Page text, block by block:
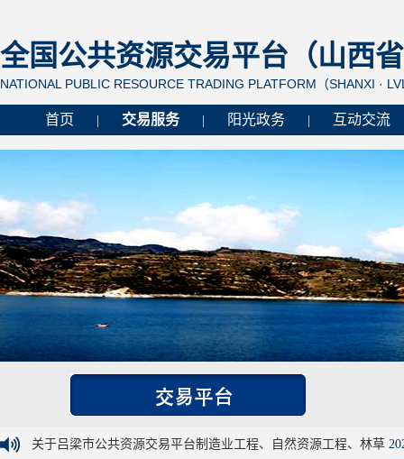
全国公共资源交易平台（山西
NATIONAL PUBLIC RESOURCE TRADING PLATFORM（SHANXI ·
首页 交易服务 阳光政务 互动交流
关于吕梁市公共资源交易平台制造业工程、自然资源工程、林草